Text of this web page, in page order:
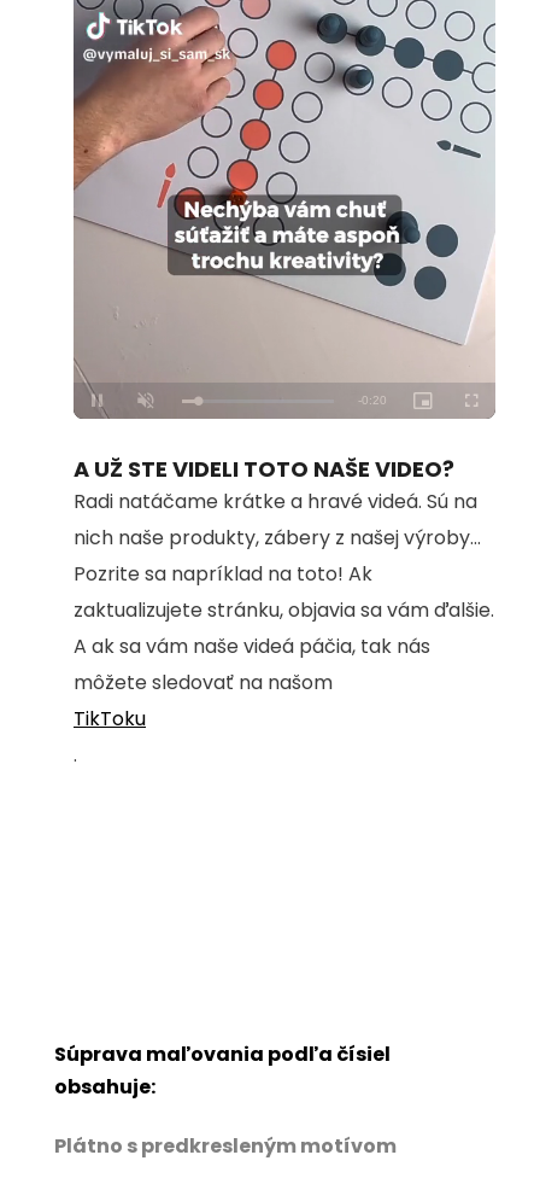
Unmute
100.00%
A UŽ STE VIDELI TOTO NAŠE VIDEO?
Radi natáčame krátke a hravé videá. Sú na
nich naše produkty, zábery z našej výroby...
Pozrite sa napríklad na toto! Ak
zaktualizujete stránku, objavia sa vám ďalšie.
A ak sa vám naše videá páčia, tak nás
môžete sledovať na našom
TikToku
.
Súprava maľovania podľa čísiel
obsahuje:
Plátno s predkresleným motívom